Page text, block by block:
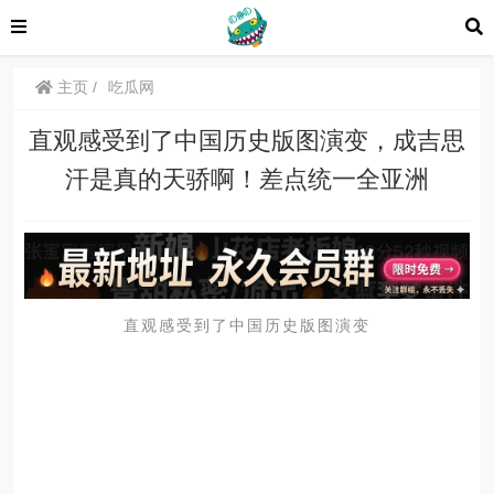
主页 吃瓜网
直观感受到了中国历史版图演变，成吉思
汗是真的天骄啊！差点统一全亚洲
直观感受到了中国历史版图演变